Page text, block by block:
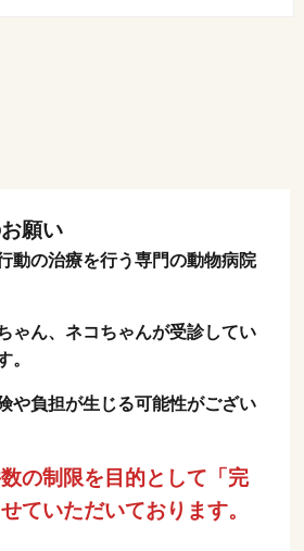
願い
動の治療を行う専門の動物病院
ゃん、ネコちゃんが受診してい
。
や負担が生じる可能性がござい
の制限を目的として「完
ていただいております。